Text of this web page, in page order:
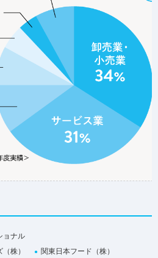
ョナル
株）
関東日本フード（株）